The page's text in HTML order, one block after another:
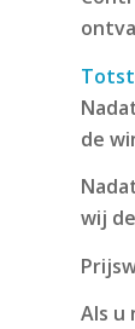
de
wij
Als u